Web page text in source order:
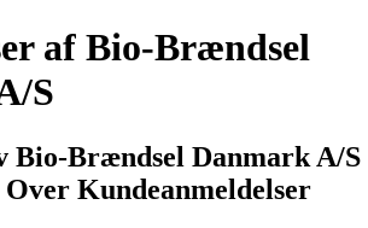
af Bio-Brændsel
S
Bio-Brændsel Danmark A/S
Kundeanmeldelser